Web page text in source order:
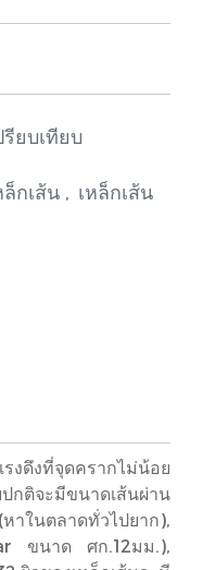
รียบเทียบ
ล็กเส้น , เหล็กเส้น
งดึงที่จุดครากไม่น้อย
ติจะมีขนาดเส้นผ่าน
ตลาดทั่วไปยาก),
ขนาด ศก.12มม.),